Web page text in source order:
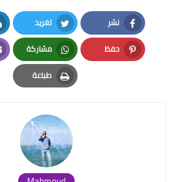
نشر
Facebook
تغريد
Twitter
حفظ
Pinterest
مشاركة
Whatsapp
طباعة
Print